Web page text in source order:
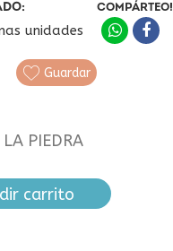
unidades
COMPÁRTEO!
Guardar
PIEDRA
carrito